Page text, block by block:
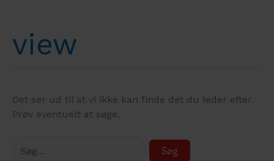
view
Det ser ud til at vi ikke kan finde det du leder efter.
Prøv eventuelt at søge.
efter: